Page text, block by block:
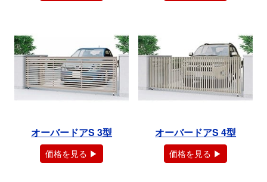
オーバードアS 3型
価格を見る ▶
オーバードアS 4型
価格を見る ▶